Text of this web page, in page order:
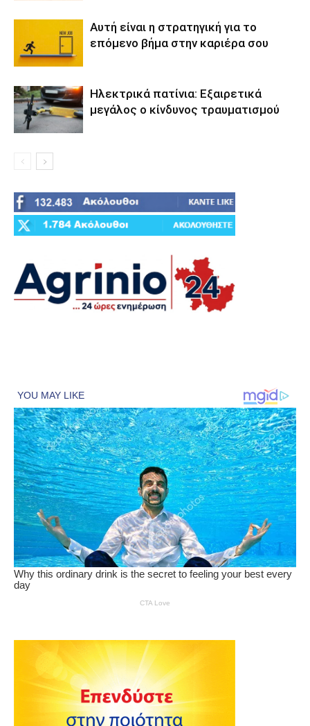
Αυτή είναι η στρατηγική για το
επόμενο βήμα στην καριέρα σου
Ηλεκτρικά πατίνια: Εξαιρετικά
μεγάλος ο κίνδυνος τραυματισμού